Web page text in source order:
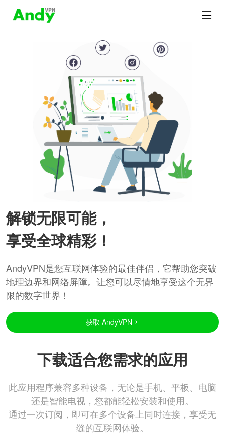
解锁无限可能，
享受全球精彩！
AndyVPN是您互联网体验的最佳伴侣，它帮助您突破
地理边界和网络屏障。让您可以尽情地享受这个无界
限的数字世界！
获取 AndyVPN
下载适合您需求的应用
此应用程序兼容多种设备，无论是手机、平板、电脑
还是智能电视，您都能轻松安装和使用。
通过一次订阅，即可在多个设备上同时连接，享受无
缝的互联网体验。